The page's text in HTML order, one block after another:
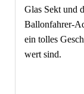
Glas Sekt und
Ballonfahrer-
ein tolles
wert sind.